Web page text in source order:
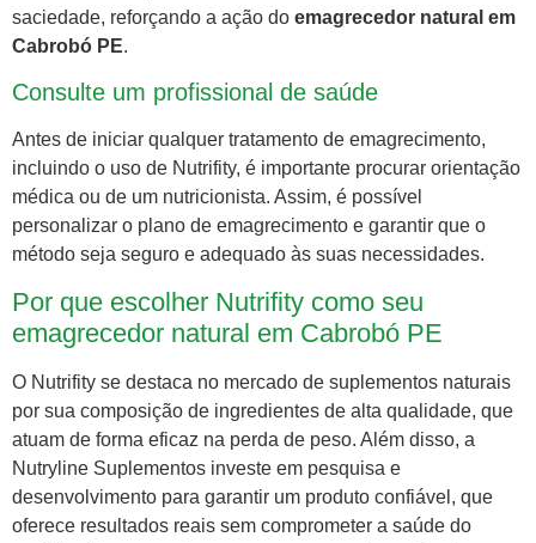
saciedade, reforçando a ação do emagrecedor natural em
Cabrobó PE.
Consulte um profissional de saúde
Antes de iniciar qualquer tratamento de emagrecimento,
incluindo o uso de Nutrifity, é importante procurar orientação
médica ou de um nutricionista. Assim, é possível
personalizar o plano de emagrecimento e garantir que o
método seja seguro e adequado às suas necessidades.
Por que escolher Nutrifity como seu
emagrecedor natural em Cabrobó PE
O Nutrifity se destaca no mercado de suplementos naturais
por sua composição de ingredientes de alta qualidade, que
atuam de forma eficaz na perda de peso. Além disso, a
Nutryline Suplementos investe em pesquisa e
desenvolvimento para garantir um produto confiável, que
oferece resultados reais sem comprometer a saúde do